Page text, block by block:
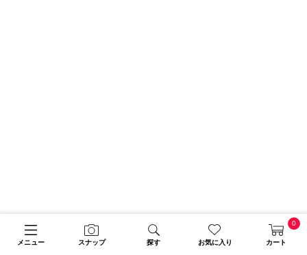
メニュー スナップ 探す お気に入り カート
0